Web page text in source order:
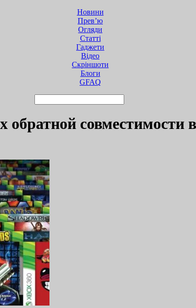
Новини
Прев’ю
Огляди
Статті
Гаджети
Відео
Cкріншоти
Блоги
GFAQ
совместимости